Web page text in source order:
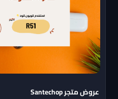
عروض متجر Santechop